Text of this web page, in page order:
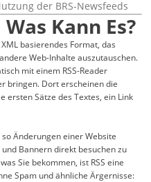
der BRS-Newsfeeds
Kann Es?
basierendes Format, das
Web-Inhalte auszutauschen.
mit einem RSS-Reader
bringen. Dort erscheinen die
ersten Sätze des Textes, ein Link
Änderungen einer Website
Bannern direkt besuchen zu
Sie bekommen, ist RSS eine
Spam und ähnliche Ärgernisse: